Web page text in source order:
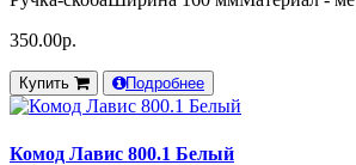
350.00р.
Купить Подробнее
Комод Лавис 800.1 Белый